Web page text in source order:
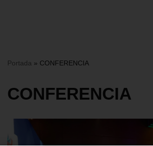
Portada » CONFERENCIA
CONFERENCIA